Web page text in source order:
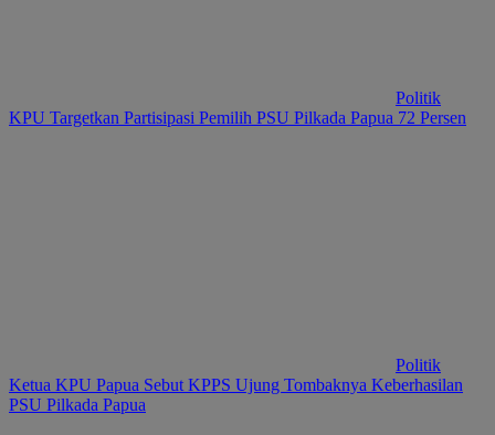
Politik
KPU Targetkan Partisipasi Pemilih PSU Pilkada Papua 72 Persen
Politik
Ketua KPU Papua Sebut KPPS Ujung Tombaknya Keberhasilan
PSU Pilkada Papua